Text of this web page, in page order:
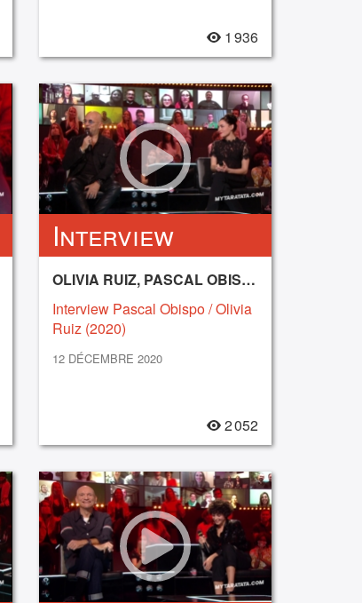
1 936
Interview
OLIVIA RUIZ, PASCAL OBISPO
Interview Pascal Obispo / Olivia
Ruiz (2020)
12 DÉCEMBRE 2020
2 052